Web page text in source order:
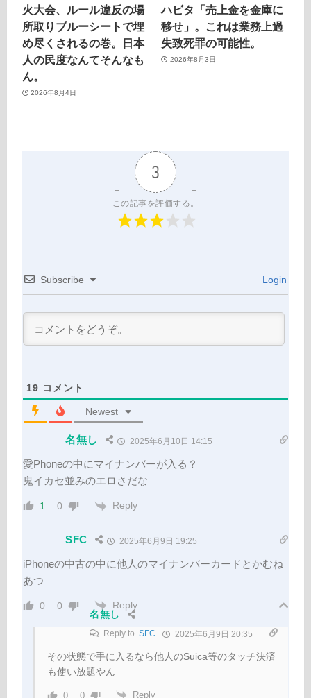
火大会、ルール違反の場
所取りブルーシートで埋
め尽くされるの巻。日本
人の民度なんてそんなも
ん。
2026年8月4日
ハビタ「売上金を金庫に
移せ」。これは業務上過
失致死罪の可能性。
2026年8月3日
3
この記事を評価する。
Subscribe Login
19 コメント
Newest
名無し 2025年6月10日 14:15
愛Phoneの中にマイナンバーが入る？
鬼イカセ並みのエロさだな
1 0 Reply
SFC 2025年6月9日 19:25
iPhoneの中古の中に他人のマイナンバーカードとかむね
あつ
0 0
Reply
名無し
Reply to SFC 2025年6月9日 20:35
その状態で手に入るなら他人のSuica等のタッチ決済
も使い放題やん
0 0 Reply